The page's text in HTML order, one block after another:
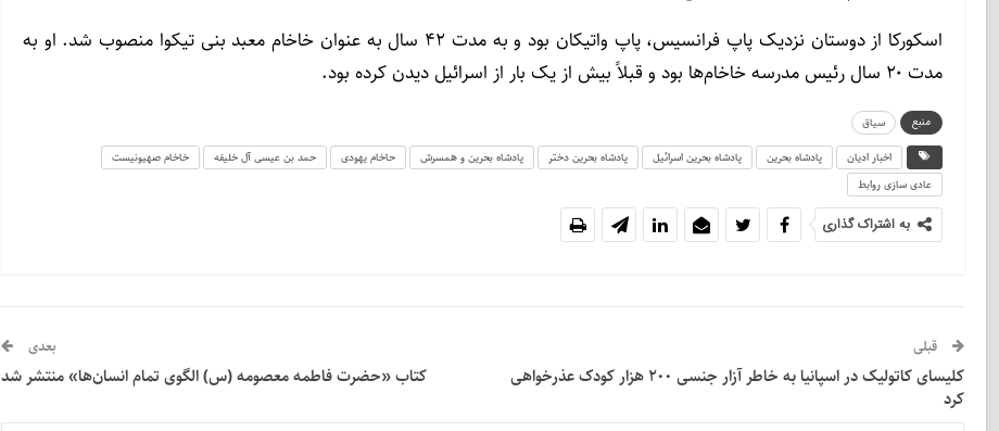
اسکورکا از دوستان نزدیک پاپ فرانسیس، پاپ واتیکان بود و به مدت ۴۲ سال به عنوان خاخام معبد بنی تیکوا منصوب شد. او به
مدت ۲۰ سال رئیس مدرسه خاخام‌ها بود و قبلاً بیش از یک بار از اسرائیل دیدن کرده بود.
منبع
سیاق
اخبار ادیان
پادشاه بحرین پادشاه بحرین اسرائیل پادشاه بحرین دختر پادشاه بحرین و همسرش حاخام یهودی حمد بن عیسی آل خلیفه
خاخام صهیونیست
عادی سازی روابط
به اشتراک گذاری
قبلی
کلیسای کاتولیک در اسپانیا به خاطر آزار جنسی 200 هزار کودک عذرخواهی
کرد
بعدی
کتاب «حضرت فاطمه معصومه (س) الگوی تمام انسان‌ها» منتشر شد